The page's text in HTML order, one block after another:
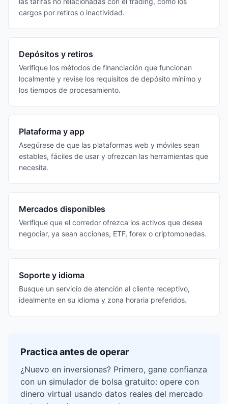
cargos por retiros o inactividad.
Depósitos y retiros
Verifique los métodos de financiación que funcionan
localmente y revise los requisitos de depósito mínimo y
los tiempos de procesamiento.
Plataforma y app
Asegúrese de que las plataformas web y móviles sean
estables, fáciles de usar y ofrezcan las herramientas que
necesita.
Mercados disponibles
Verifique que el corredor ofrezca los activos que desea
negociar, ya sean acciones, ETF, forex o criptomonedas.
Soporte y idioma
Busque un servicio de atención al cliente receptivo,
idealmente en su idioma y zona horaria preferidos.
Practica antes de operar
¿Nuevo en inversiones? Primero, gane confianza
con un simulador de bolsa gratuito: opere con
dinero virtual usando datos reales del mercado